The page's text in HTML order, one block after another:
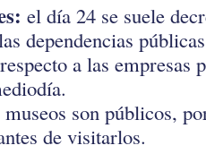
el día 24 se suele
dependencias
a las empresas
son públicos,
de visitarlos.